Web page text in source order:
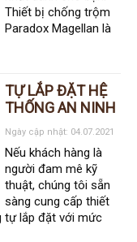
Thiết bị chống trộm
Paradox Magellan là
TỰ LẮP ĐẶT HỆ
THỐNG AN NINH
Ngày cập nhật: 04.07.2021
Nếu khách hàng là
người đam mê kỹ
thuật, chúng tôi sẵn
sàng cung cấp thiết
tự lắp đặt với mức